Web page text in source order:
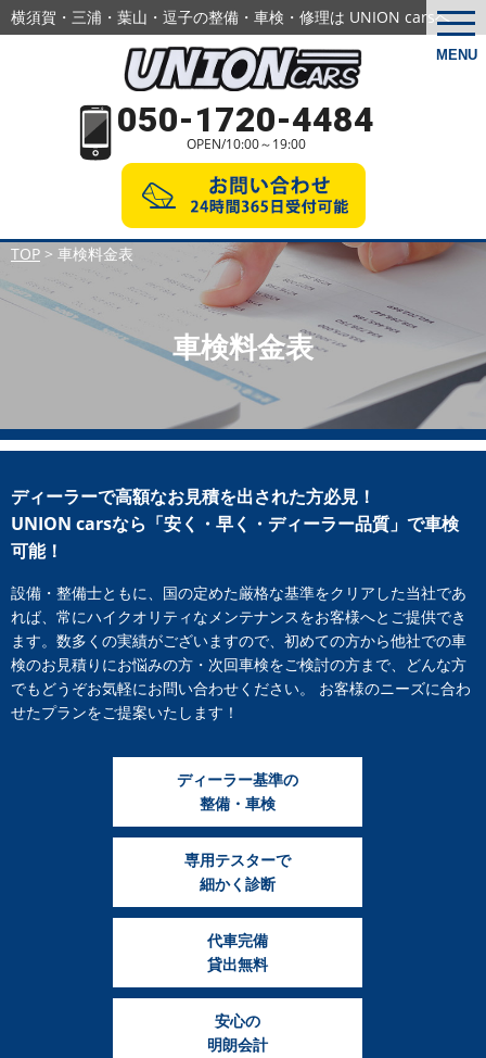
MENU
横須賀・三浦・葉山・逗子の整備・車検・修理は UNION carsへ
050-1720-4484
OPEN/10:00～19:00
TOP > 車検料金表
車検料金表
ディーラーで高額なお見積を出された方必見！
UNION carsなら「安く・早く・ディーラー品質」で車検
可能！
設備・整備士ともに、国の定めた厳格な基準をクリアした当社であ
れば、常にハイクオリティなメンテナンスをお客様へとご提供でき
ます。数多くの実績がございますので、初めての方から他社での車
検のお見積りにお悩みの方・次回車検をご検討の方まで、どんな方
でもどうぞお気軽にお問い合わせください。 お客様のニーズに合わ
せたプランをご提案いたします！
ディーラー基準の
整備・車検
専用テスターで
細かく診断
代車完備
貸出無料
安心の
明朗会計